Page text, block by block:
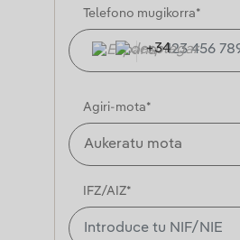
Telefono mugikorra*
+34
Agiri-mota*
IFZ/AIZ*